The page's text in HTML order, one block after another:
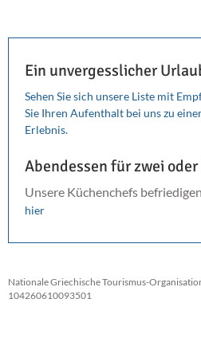
Ein unvergesslicher
Sehen Sie sich unsere Liste mit
Sie Ihren Aufenthalt bei uns zu
Erlebnis.
Abendessen für zwei
Unsere Küchenchefs
hier
Nationale Griechische Tourismus-
104260610093501